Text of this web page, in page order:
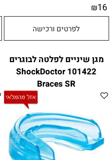
₪16
לפרטים ורכישה
מגן שיניים לפלטה לבוגרים
101422 ShockDoctor
Braces SR